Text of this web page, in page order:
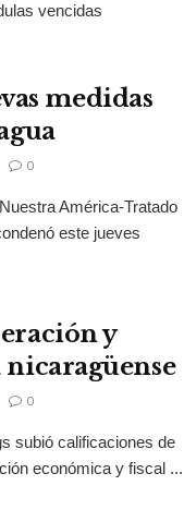
vencidas
medidas
0
América-Tratado
este jueves
y
0
subió calificaciones de
económica y fiscal ...